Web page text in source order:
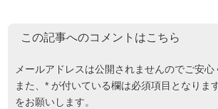
この記事へのコメントはこちら
メールアドレスは公開されませんのでご安心
また、* が付いている欄は必須項目となりま
をお願いします。